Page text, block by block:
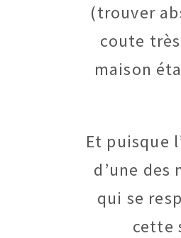
(trouver
coute
maison
Et puisque
d’une
qui se
cette